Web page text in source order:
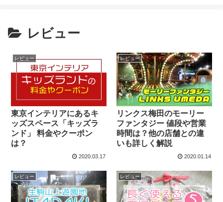
レビュー
レビュー
東京インテリアにあるキ
ッズスペース「キッズラ
ンド」 料金やクーポン
は？
2020.03.17
レビュー
リンクス梅田のモーリー
ファンタジー 値段や営業
時間は？他の店舗との違
いも詳しく解説
2020.01.14
レビュー レビュー